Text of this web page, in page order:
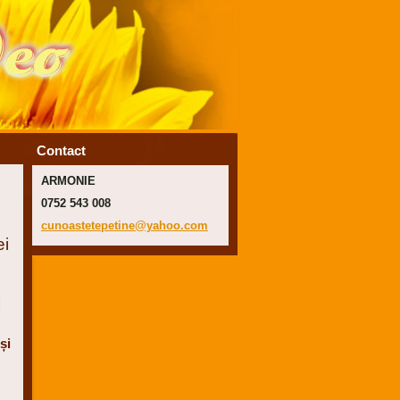
Contact
ARMONIE
0752 543 008
cunoastetepetine@yahoo.com